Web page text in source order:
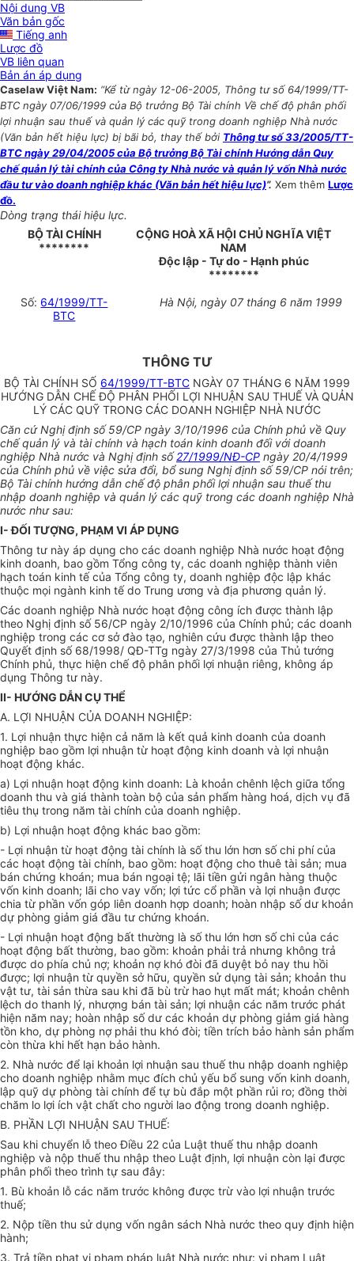
Nội dung VB
Văn bản gốc
Tiếng anh
Lược đồ
VB liên quan
Bản án áp dụng
Caselaw Việt Nam: “Kể từ ngày 12-06-2005, Thông tư số 64/1999/TT-
BTC ngày 07/06/1999 của Bộ trưởng Bộ Tài chính Về chế độ phân phối
lợi nhuận sau thuế và quản lý các quỹ trong doanh nghiệp Nhà nước
(Văn bản hết hiệu lực) bị bãi bỏ, thay thế bởi Thông tư số 33/2005/TT-
BTC ngày 29/04/2005 của Bộ trưởng Bộ Tài chính Hướng dẫn Quy
chế quản lý tài chính của Công ty Nhà nước và quản lý vốn Nhà nước
đầu tư vào doanh nghiệp khác (Văn bản hết hiệu lực)”. Xem thêm Lược
đồ.
Dòng trạng thái hiệu lực.
BỘ TÀI CHÍNH
********
CỘNG HOÀ XÃ HỘI CHỦ NGHĨA VIỆT
NAM
Độc lập - Tự do - Hạnh phúc
********
Số: 64/1999/TT-
BTC
Hà Nội, ngày 07 tháng 6 năm 1999
THÔNG TƯ
BỘ TÀI CHÍNH SỐ 64/1999/TT-BTC NGÀY 07 THÁNG 6 NĂM 1999
HƯỚNG DẪN CHẾ ĐỘ PHÂN PHỐI LỢI NHUẬN SAU THUẾ VÀ QUẢN
LÝ CÁC QUỸ TRONG CÁC DOANH NGHIỆP NHÀ NƯỚC
Căn cứ Nghị định số 59/CP ngày 3/10/1996 của Chính phủ về Quy
chế quản lý và tài chính và hạch toán kinh doanh đối với doanh
nghiệp Nhà nước và Nghị định số27/1999/NĐ-CP ngày 20/4/1999
của Chính phủ về việc sửa đổi, bổ sung Nghị định số 59/CP nói trên;
Bộ Tài chính hướng dẫn chế độ phân phối lợi nhuận sau thuế thu
nhập doanh nghiệp và quản lý các quỹ trong các doanh nghiệp Nhà
nước như sau:
I- ĐỐI TƯỢNG, PHẠM VI ÁP DỤNG
Thông tư này áp dụng cho các doanh nghiệp Nhà nước hoạt động
kinh doanh, bao gồm Tổng công ty, các doanh nghiệp thành viên
hạch toán kinh tế của Tổng công ty, doanh nghiệp độc lập khác
thuộc mọi ngành kinh tế do Trung ương và địa phương quản lý.
Các doanh nghiệp Nhà nước hoạt động công ích được thành lập
theo Nghị định số 56/CP ngày 2/10/1996 của Chính phủ; các doanh
nghiệp trong các cơ sở đào tạo, nghiên cứu được thành lập theo
Quyết định số 68/1998/ QĐ-TTg ngày 27/3/1998 của Thủ tướng
Chính phủ, thực hiện chế độ phân phối lợi nhuận riêng, không áp
dụng Thông tư này.
II- HƯỚNG DẪN CỤ THỂ
A. LỢI NHUẬN CỦA DOANH NGHIỆP:
1. Lợi nhuận thực hiện cả năm là kết quả kinh doanh của doanh
nghiệp bao gồm lợi nhuận từ hoạt động kinh doanh và lợi nhuận
hoạt động khác.
a) Lợi nhuận hoạt động kinh doanh: Là khoản chênh lệch giữa tổng
doanh thu và giá thành toàn bộ của sản phẩm hàng hoá, dịch vụ đã
tiêu thụ trong năm tài chính của doanh nghiệp.
b) Lợi nhuận hoạt động khác bao gồm:
- Lợi nhuận từ hoạt động tài chính là số thu lớn hơn số chi phí của
các hoạt động tài chính, bao gồm: hoạt động cho thuê tài sản; mua
bán chứng khoán; mua bán ngoại tệ; lãi tiền gửi ngân hàng thuộc
vốn kinh doanh; lãi cho vay vốn; lợi tức cổ phần và lợi nhuận được
chia từ phần vốn góp liên doanh hợp doanh; hoàn nhập số dư khoản
dự phòng giảm giá đầu tư chứng khoán.
- Lợi nhuận hoạt động bất thường là số thu lớn hơn số chi của các
hoạt động bất thường, bao gồm: khoản phải trả nhưng không trả
được do phía chủ nợ; khoản nợ khó đòi đã duyệt bỏ nay thu hồi
được; lợi nhuận từ quyền sở hữu, quyền sử dụng tài sản; khoản thu
vật tư, tài sản thừa sau khi đã bù trừ hao hụt mất mát; khoản chênh
lệch do thanh lý, nhượng bán tài sản; lợi nhuận các năm trước phát
hiện năm nay; hoàn nhập số dư các khoản dự phòng giảm giá hàng
tồn kho, dự phòng nợ phải thu khó đòi; tiền trích bảo hành sản phẩm
còn thừa khi hết hạn bảo hành.
2. Nhà nước để lại khoản lợi nhuận sau thuế thu nhập doanh nghiệp
cho doanh nghiệp nhằm mục đích chủ yếu bổ sung vốn kinh doanh,
lập quỹ dự phòng tài chính để tự bù đắp một phần rủi ro; đồng thời
chăm lo lợi ích vật chất cho người lao động trong doanh nghiệp.
B. PHẦN LỢI NHUẬN SAU THUẾ:
Sau khi chuyển lỗ theo Điều 22 của Luật thuế thu nhập doanh
nghiệp và nộp thuế thu nhập theo Luật định, lợi nhuận còn lại được
phân phối theo trình tự sau đây:
1. Bù khoản lỗ các năm trước không được trừ vào lợi nhuận trước
thuế;
2. Nộp tiền thu sử dụng vốn ngân sách Nhà nước theo quy định hiện
hành;
3. Trả tiền phạt vi phạm pháp luật Nhà nước như: vi phạm Luật